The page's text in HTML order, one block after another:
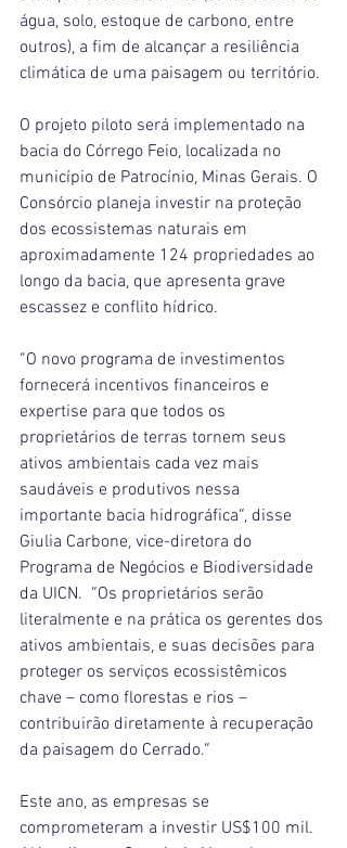
água, solo, estoque de carbono, entre
outros), a fim de alcançar a resiliência
climática de uma paisagem ou território.
O projeto piloto será implementado na
bacia do Córrego Feio, localizada no
município de Patrocínio, Minas Gerais. O
Consórcio planeja investir na proteção
dos ecossistemas naturais em
aproximadamente 124 propriedades ao
longo da bacia, que apresenta grave
escassez e conflito hídrico.
“O novo programa de investimentos
fornecerá incentivos financeiros e
expertise para que todos os
proprietários de terras tornem seus
ativos ambientais cada vez mais
saudáveis e produtivos nessa
importante bacia hidrográfica”, disse
Giulia Carbone, vice-diretora do
Programa de Negócios e Biodiversidade
da UICN.  “Os proprietários serão
literalmente e na prática os gerentes dos
ativos ambientais, e suas decisões para
proteger os serviços ecossistêmicos
chave – como florestas e rios –
contribuirão diretamente à recuperação
da paisagem do Cerrado.”
Este ano, as empresas se
comprometeram a investir US$100 mil.